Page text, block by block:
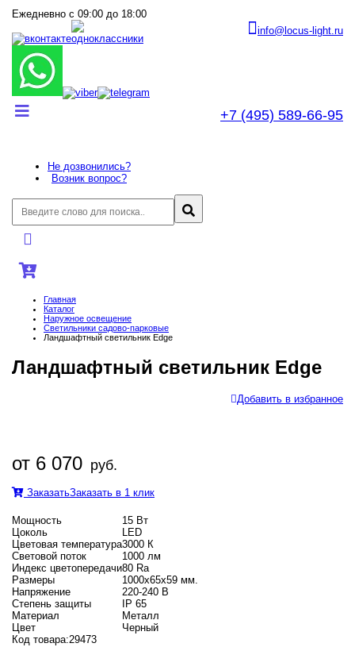
Ежедневно с 09:00 до 18:00
info@locus-light.ru
+7 (495) 589-66-95
Не дозвонились?
Возник вопрос?
Главная
Каталог
Наружное освещение
Светильники садово-парковые
Ландшафтный светильник Edge
Ландшафтный светильник Edge
Добавить в избранное
от 6 070 руб.
ЗаказатьЗаказать в 1 клик
Мощность
15 Вт
Цоколь
LED
Цветовая температура3000 К
Световой поток
1000 лм
Индекс цветопередачи80 Ra
Размеры
1000х65х59 мм.
Напряжение
220-240 В
Степень защиты
IP 65
Материал
Металл
Цвет
Черный
Код товара:29473